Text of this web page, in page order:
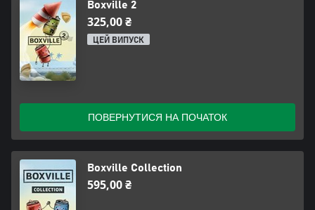
Boxville 2
325,00 ₴
ЦЕЙ ВИПУСК
ПОВЕРНУТИСЯ НА ПОЧАТОК
Boxville Collection
595,00 ₴